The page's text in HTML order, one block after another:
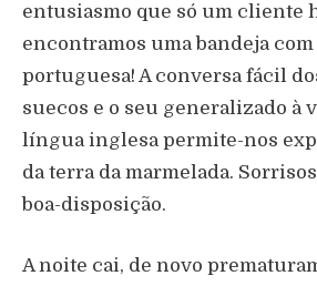
entusiasmo que só um cliente
encontramos uma bandeja
portuguesa! A conversa fácil
suecos e o seu generalizado à
língua inglesa permite-nos
da terra da marmelada.
boa-disposição.
A noite cai, de novo